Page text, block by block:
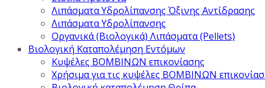
Λιπάσματα Υδρολίπανσης Όξινης Αντίδρασης
Λιπάσματα Υδρολίπανσης
Οργανικά (Βιολογικά) Λιπάσματα (Pellets)
Βιολογική Καταπολέμηση Εντόμων
Κυψέλες ΒΟΜΒΙΝΩΝ επικονίασης
Χρήσιμα για τις κυψέλες ΒΟΜΒΙΝΩΝ